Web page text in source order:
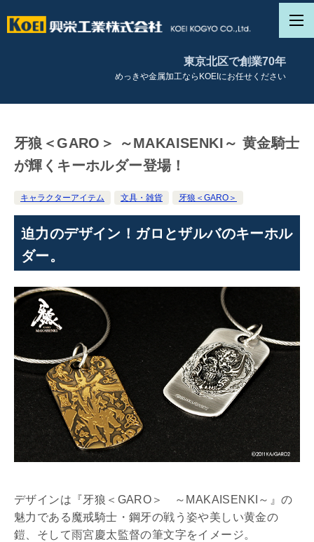
東京北区で創業70年
めっきや金属加工ならKOEIにお任せください
牙狼＜GARO＞ ～MAKAISENKI～ 黄金騎士
が輝くキーホルダー登場！
キャラクターアイテム 文具・雑貨 牙狼＜GARO＞
迫力のデザイン！ガロとザルバのキーホル
ダー。
デザインは『牙狼＜GARO＞ ～MAKAISENKI～』の
魅力である魔戒騎士・鋼牙の戦う姿や美しい黄金の
鎧、そして雨宮慶太監督の筆文字をイメージ。